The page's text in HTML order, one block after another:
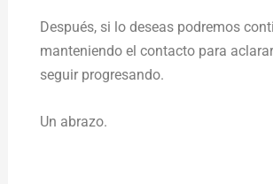
Después, si lo deseas podremos
manteniendo el contacto para
seguir progresando.
Un abrazo.